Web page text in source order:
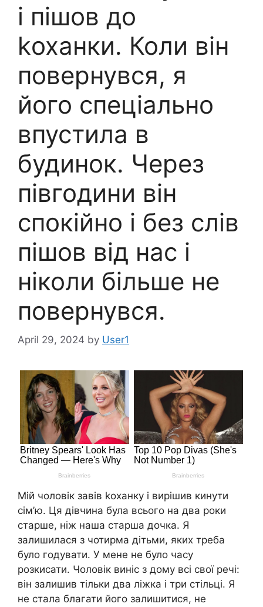
і пішов до
kоханки. Коли він
повернувся, я
його спеціально
впустила в
будинок. Через
півгодини він
спокійно і без слів
пішов від нас і
ніколи більше не
повернувся.
April 29, 2024 by User1
Мій чоловік завів kоханку і вирішив кинути
сім’ю. Ця дівчина була всього на два роки
старше, ніж наша старша дочка. Я
залишилася з чотирма дітьми, яких треба
було годувати. У мене не було часу
розкисати. Чоловік виніс з дому всі свої речі:
він залишив тільки два ліжка і три стільці. Я
не стала благати його залишитися, не